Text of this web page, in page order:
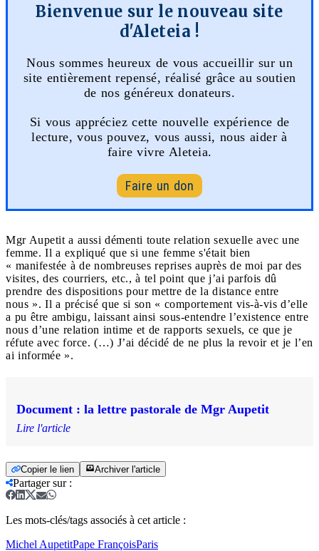
Bienvenue sur le nouveau site
d'Aleteia !
Nous sommes heureux de vous accueillir sur un
site entièrement repensé, réalisé grâce au soutien
de nos généreux donateurs.
Si vous appréciez cette nouvelle expérience de
lecture, vous pouvez, vous aussi, nous aider à
faire vivre Aleteia.
Faire un don
Mgr Aupetit a aussi démenti toute relation sexuelle avec une
femme. Il a expliqué que si une femme s'était bien
« manifestée à de nombreuses reprises auprès de moi par des
visites, des courriers, etc., à tel point que j’ai parfois dû
prendre des dispositions pour mettre de la distance entre
nous ». Il a précisé que si son « comportement vis-à-vis d’elle
a pu être ambigu, laissant ainsi sous-entendre l’existence entre
nous d’une relation intime et de rapports sexuels, ce que je
réfute avec force. (…) J’ai décidé de ne plus la revoir et je l’en
ai informée ».
Document : la lettre pastorale de Mgr Aupetit
Lire l'article
Copier le lien Archiver l'article
Partager sur:
Les mots-clés/tags associés à cet article :
Michel AupetitPape FrançoisParis